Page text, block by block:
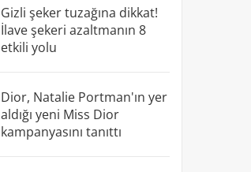
Gizli şeker tuzağına dikkat!
İlave şekeri azaltmanın 8
etkili yolu
Dior, Natalie Portman'ın yer
aldığı yeni Miss Dior
kampanyasını tanıttı